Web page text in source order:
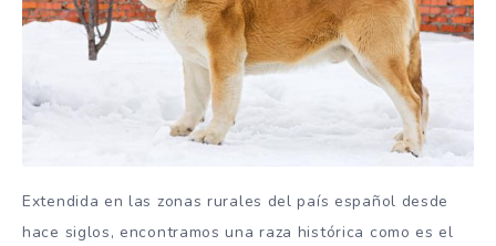
Extendida en las zonas rurales del país español desde
hace siglos, encontramos una raza histórica como es el